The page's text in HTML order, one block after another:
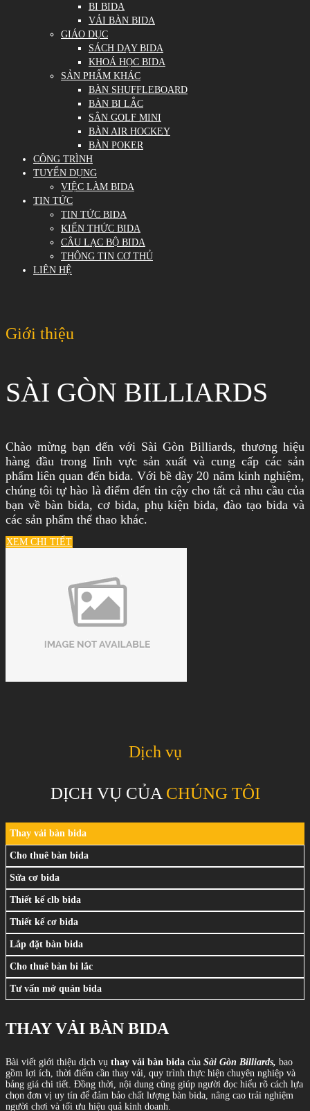
BI BIDA
VẢI BÀN BIDA
GIÁO DỤC
SÁCH DẠY BIDA
KHOÁ HỌC BIDA
SẢN PHẨM KHÁC
BÀN SHUFFLEBOARD
BÀN BI LẮC
SÂN GOLF MINI
BÀN AIR HOCKEY
BÀN POKER
CÔNG TRÌNH
TUYỂN DỤNG
VIỆC LÀM BIDA
TIN TỨC
TIN TỨC BIDA
KIẾN THỨC BIDA
CÂU LẠC BỘ BIDA
THÔNG TIN CƠ THỦ
LIÊN HỆ
Giới thiệu
SÀI GÒN BILLIARDS
Chào mừng bạn đến với Sài Gòn Billiards, thương hiệu
hàng đầu trong lĩnh vực sản xuất và cung cấp các sản
phẩm liên quan đến bida. Với bề dày 20 năm kinh nghiệm,
chúng tôi tự hào là điểm đến tin cậy cho tất cả nhu cầu của
bạn về bàn bida, cơ bida, phụ kiện bida, đào tạo bida và
các sản phẩm thể thao khác.
XEM CHI TIẾT
Dịch vụ
DỊCH VỤ CỦA CHÚNG TÔI
Thay vải bàn bida
Cho thuê bàn bida
Sửa cơ bida
Thiết kế clb bida
Thiết kế cơ bida
Lắp đặt bàn bida
Cho thuê bàn bi lắc
Tư vấn mở quán bida
THAY VẢI BÀN BIDA
Bài viết giới thiệu dịch vụ thay vải bàn bida của Sài Gòn Billiards, bao
gồm lợi ích, thời điểm cần thay vải, quy trình thực hiện chuyên nghiệp và
bảng giá chi tiết. Đồng thời, nội dung cũng giúp người đọc hiểu rõ cách lựa
chọn đơn vị uy tín để đảm bảo chất lượng bàn bida, nâng cao trải nghiệm
người chơi và tối ưu hiệu quả kinh doanh.